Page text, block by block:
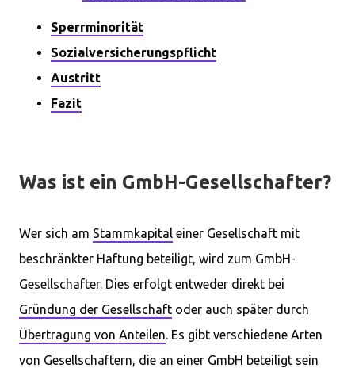
Sperrminorität
Sozialversicherungspflicht
Austritt
Fazit
Was ist ein GmbH-Gesellschafter?
Wer sich am Stammkapital einer Gesellschaft mit
beschränkter Haftung beteiligt, wird zum GmbH-
Gesellschafter. Dies erfolgt entweder direkt bei
Gründung der Gesellschaft oder auch später durch
Übertragung von Anteilen. Es gibt verschiedene Arten
von Gesellschaftern, die an einer GmbH beteiligt sein